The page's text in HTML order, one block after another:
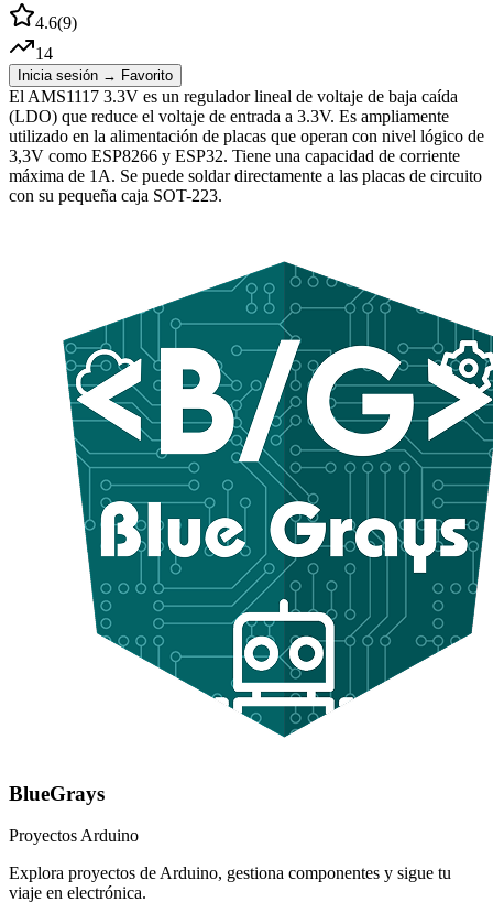
4.6(9)
14
Inicia sesión → Favorito
El AMS1117 3.3V es un regulador lineal de voltaje de baja caída
(LDO) que reduce el voltaje de entrada a 3.3V. Es ampliamente
utilizado en la alimentación de placas que operan con nivel lógico de
3,3V como ESP8266 y ESP32. Tiene una capacidad de corriente
máxima de 1A. Se puede soldar directamente a las placas de circuito
con su pequeña caja SOT-223.
BlueGrays
Proyectos Arduino
Explora proyectos de Arduino, gestiona componentes y sigue tu
viaje en electrónica.